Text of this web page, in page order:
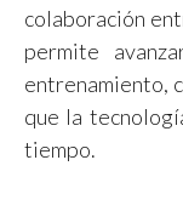
colaboración
permite
entrenamiento,
que la
tiempo.